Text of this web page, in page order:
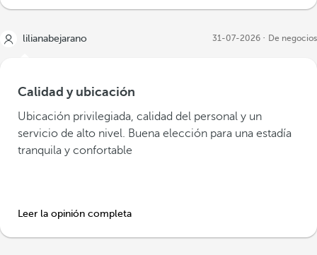
lilianabejarano 31-07-2026 De negocios
Calidad y ubicación
Ubicación privilegiada, calidad del personal y un
servicio de alto nivel. Buena elección para una estadía
tranquila y confortable
Leer la opinión completa